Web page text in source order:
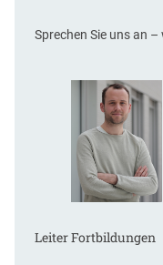
Sprechen Sie uns an
Leiter Fortbildungen